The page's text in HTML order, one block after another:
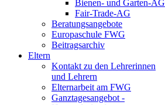
Bienen- und Garten-AG
Fair-Trade-AG
Beratungsangebote
Europaschule FWG
Beitragsarchiv
Eltern
Kontakt zu den Lehrerinnen
und Lehrern
Elternarbeit am FWG
Ganztagesangebot -